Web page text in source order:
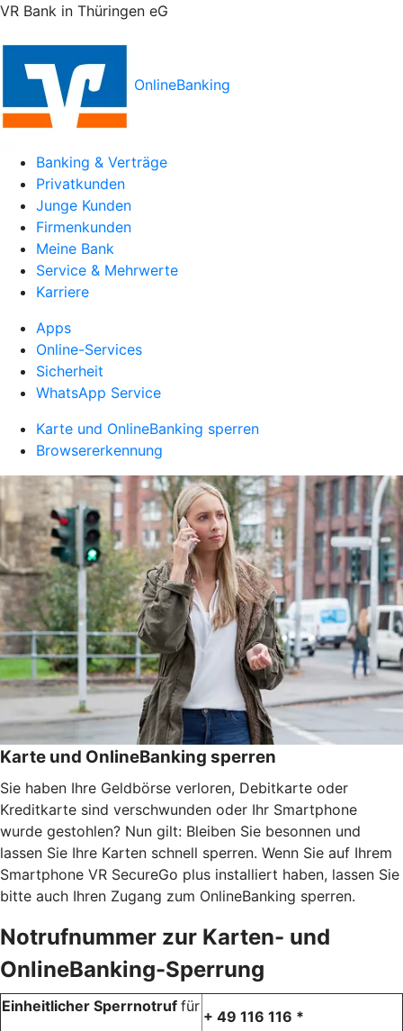
VR Bank in Thüringen eG
OnlineBanking
Banking & Verträge
Privatkunden
Junge Kunden
Firmenkunden
Meine Bank
Service & Mehrwerte
Karriere
Apps
Online-Services
Sicherheit
WhatsApp Service
Karte und OnlineBanking sperren
Browsererkennung
Karte und OnlineBanking sperren
Sie haben Ihre Geldbörse verloren, Debitkarte oder
Kreditkarte sind verschwunden oder Ihr Smartphone
wurde gestohlen? Nun gilt: Bleiben Sie besonnen und
lassen Sie Ihre Karten schnell sperren. Wenn Sie auf Ihrem
Smartphone VR SecureGo plus installiert haben, lassen Sie
bitte auch Ihren Zugang zum OnlineBanking sperren.
Notrufnummer zur Karten- und
OnlineBanking-Sperrung
Einheitlicher Sperrnotruf für
+ 49 116 116 *